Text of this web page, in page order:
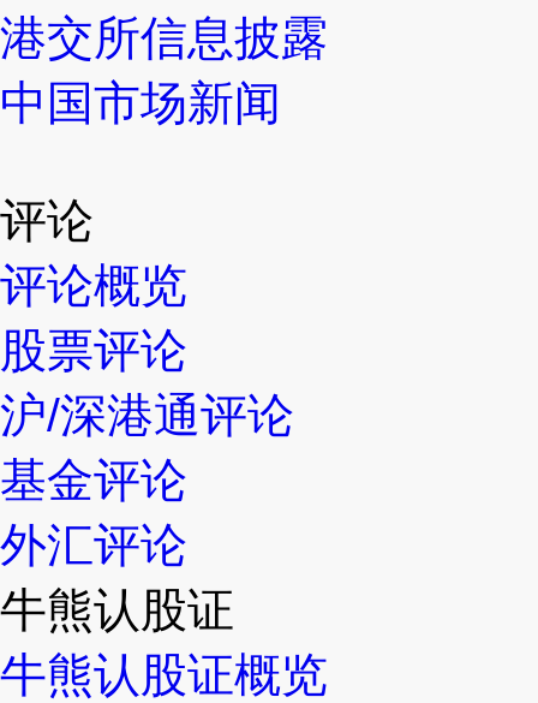
港交所信息披露
中国市场新闻
评论
评论概览
股票评论
沪/深港通评论
基金评论
外汇评论
牛熊认股证
牛熊认股证概览